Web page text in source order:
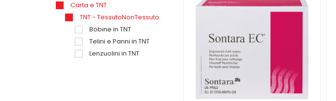
Carta e TNT
TNT - TessutoNonTessuto
Bobine in TNT
Telini e Panni in TNT
Lenzuolini in TNT